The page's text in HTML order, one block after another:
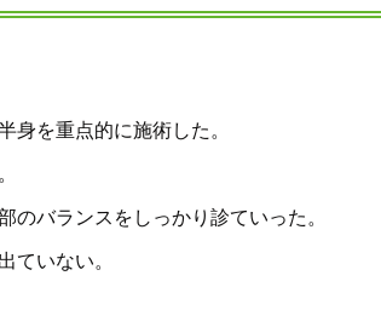
身を重点的に施術した。
のバランスをしっかり診ていった。
ていない。